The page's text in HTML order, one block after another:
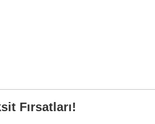
Fırsatları!